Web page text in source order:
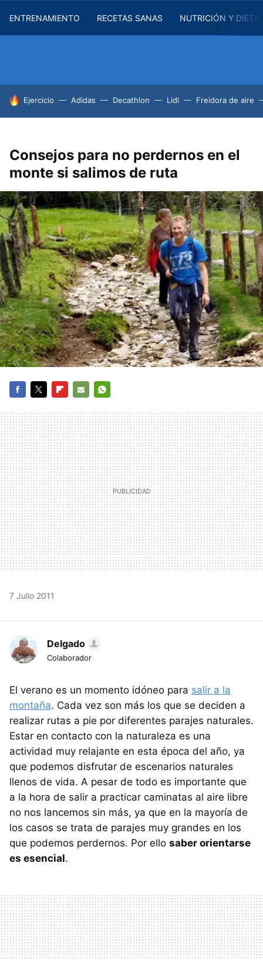
ENTRENAMIENTO RECETAS SANAS NUTRICIÓN Y
HOY SE HABLA DE
Ejercicio Adidas Decathlon Lidl Freidora de aire
Consejos para no perdernos en el
monte si salimos de ruta
MAIL
7 Julio 2011
Delgado
Colaborador
El verano es un momento idóneo para salir a la
montaña. Cada vez son más los que se deciden a
realizar rutas a pie por diferentes parajes naturales.
Estar en contacto con la naturaleza es una
actividad muy relajante en esta época del año, ya
que podemos disfrutar de escenarios naturales
llenos de vida. A pesar de todo es importante que
a la hora de salir a practicar caminatas al aire libre
no nos lancemos sin más, ya que en la mayoría de
los casos se trata de parajes muy grandes en los
que podemos perdernos. Por ello saber orientarse
es esencial.